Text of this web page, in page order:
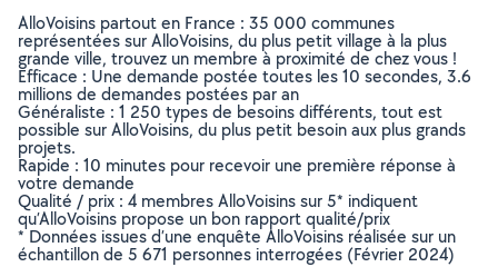
AlloVoisins partout en France : 35 000 communes
représentées sur AlloVoisins, du plus petit village à la plus
grande ville, trouvez un membre à proximité de chez vous !
Efficace : Une demande postée toutes les 10 secondes, 3.6
millions de demandes postées par an
Généraliste : 1 250 types de besoins différents, tout est
possible sur AlloVoisins, du plus petit besoin aux plus grands
projets.
Rapide : 10 minutes pour recevoir une première réponse à
votre demande
Qualité / prix : 4 membres AlloVoisins sur 5* indiquent
qu’AlloVoisins propose un bon rapport qualité/prix
* Données issues d’une enquête AlloVoisins réalisée sur un
échantillon de 5 671 personnes interrogées (Février 2024)